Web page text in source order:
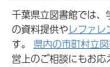
千葉県立図書館では
の資料提供やレファレ
す。 県内の市町村立
営上のご相談にもお応